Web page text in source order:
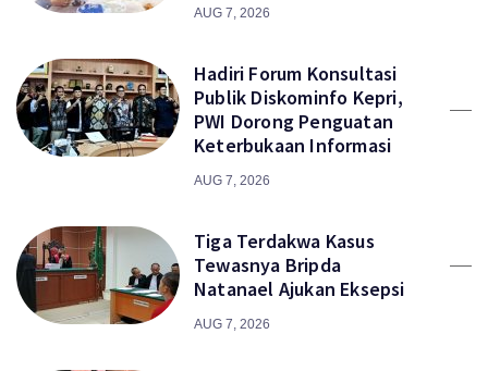
AUG 7, 2026
Hadiri Forum Konsultasi
Publik Diskominfo Kepri,
PWI Dorong Penguatan
Keterbukaan Informasi
AUG 7, 2026
Tiga Terdakwa Kasus
Tewasnya Bripda
Natanael Ajukan Eksepsi
AUG 7, 2026